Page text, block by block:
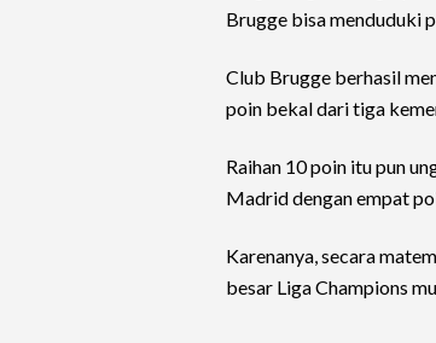
Brugge bisa menduduki
Club Brugge berhasil
poin bekal dari tiga
Raihan 10 poin itu pun
Madrid dengan empat
Karenanya, secara
besar Liga Champions